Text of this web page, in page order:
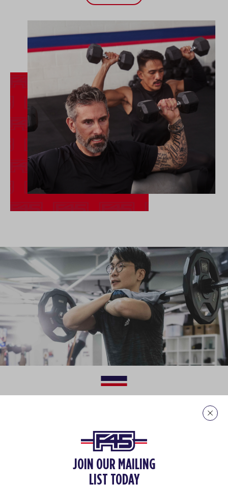
F45トレーニングワークア
ウト
を始めてみましょう
F45には5,000以上のエクササイズと80以上のワークアウ
JOIN OUR MAILING
LIST TODAY